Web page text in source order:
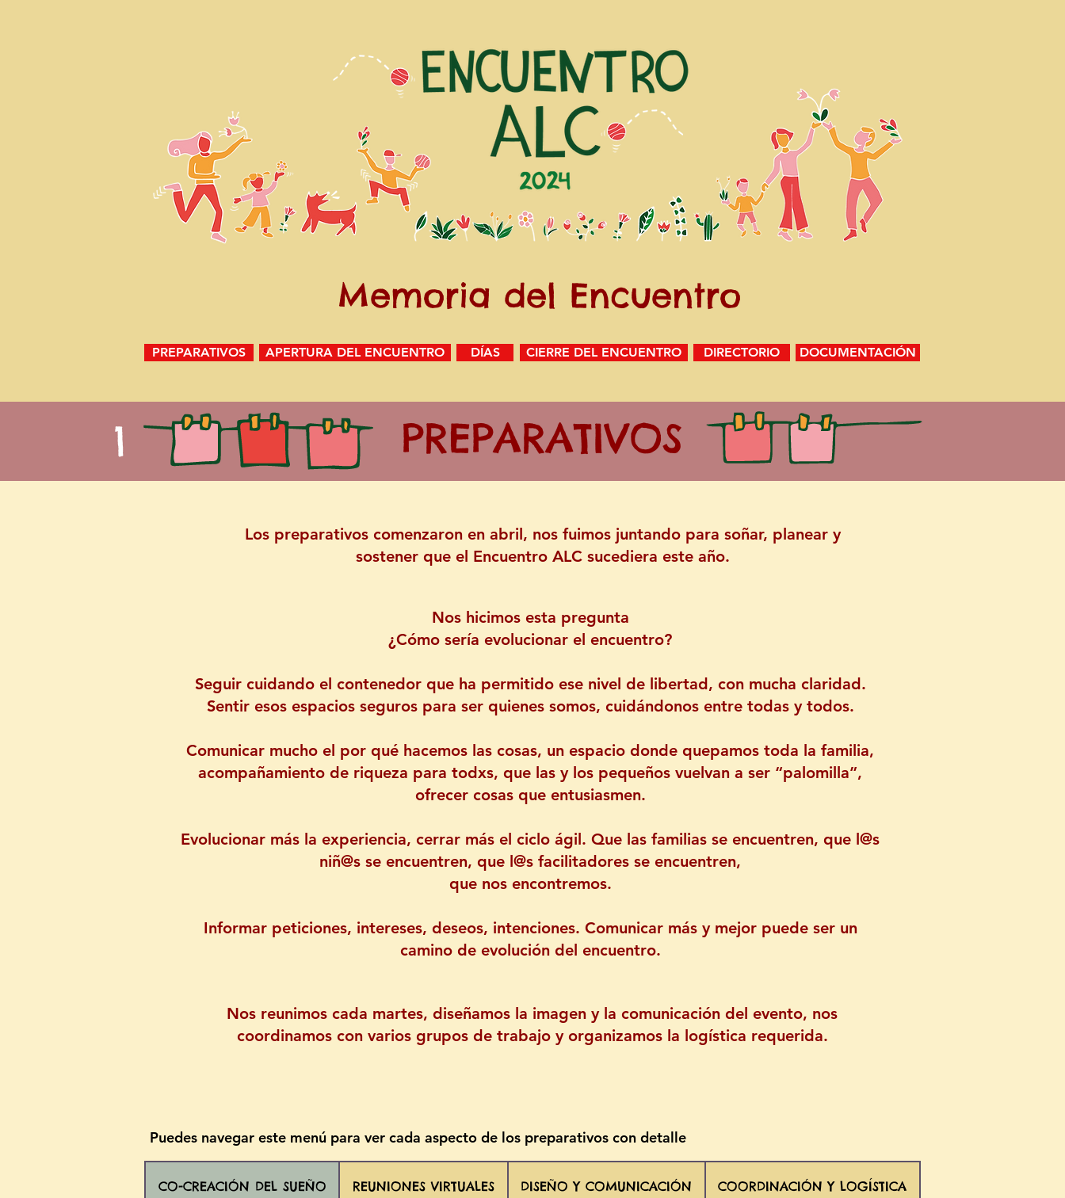
Memoria del Encuentro
PREPARATIVOS APERTURA DEL ENCUENTRO DÍAS CIERRE DEL ENCUENTRO DIRECTORIO DOCUMENTACIÓN
PREPARATIVOS
1
Los preparativos comenzaron en abril, nos fuimos juntando para soñar, planear y
sostener que el Encuentro ALC sucediera este año.
​Nos hicimos esta pregunta
¿Cómo sería evolucionar el encuentro?
Seguir cuidando el contenedor que ha permitido ese nivel de libertad, con mucha claridad.
Sentir esos espacios seguros para ser quienes somos, cuidándonos entre todas y todos.
Comunicar mucho el por qué hacemos las cosas, un espacio donde quepamos toda la familia,
acompañamiento de riqueza para todxs, que las y los pequeños vuelvan a ser “palomilla”,
ofrecer cosas que entusiasmen.
Evolucionar más la experiencia, cerrar más el ciclo ágil. Que las familias se encuentren, que l@s
niñ@s se encuentren, que l@s facilitadores se encuentren,
que nos encontremos.
Informar peticiones, intereses, deseos, intenciones. Comunicar más y mejor puede ser un
camino de evolución del encuentro.
Nos reunimos cada martes, diseñamos la imagen y la comunicación del evento, nos
coordinamos con varios grupos de trabajo y organizamos la logística requerida.
Puedes navegar este menú para ver cada aspecto de los preparativos con detalle
CO-CREACIÓN DEL SUEÑO REUNIONES VIRTUALES DISEÑO Y COMUNICACIÓN COORDINACIÓN Y LOGÍSTICA